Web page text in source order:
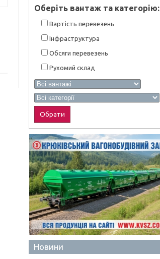
Оберiть вантаж та категорiю:
Вартiсть перевезень
Інфраструктура
Обсяги перевезень
Рухомий склад
Новини